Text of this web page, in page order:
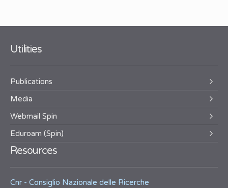
Utilities
Publications
Media
Webmail Spin
Eduroam (Spin)
Resources
Cnr - Consiglio Nazionale delle Ricerche